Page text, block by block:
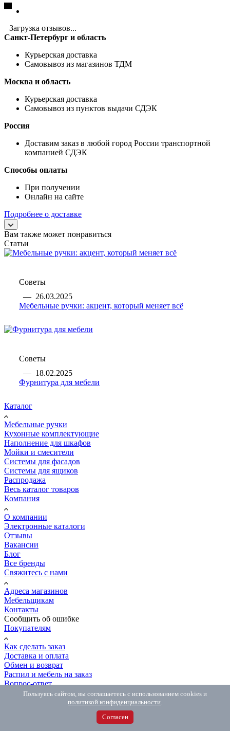
Загрузка отзывов...
Санкт-Петербург и область
Курьерская доставка
Самовывоз из магазинов ТДМ
Москва и область
Курьерская доставка
Самовывоз из пунктов выдачи СДЭК
Россия
Доставим заказ в любой город России транспортной
компанией СДЭК
Способы оплаты
При получении
Онлайн на сайте
Подробнее о доставке
Вам также может понравиться
Статьи
Советы
— 26.03.2025
Мебельные ручки: акцент, который меняет всё
Советы
— 18.02.2025
Фурнитура для мебели
Каталог
Мебельные ручки
Кухонные комплектующие
Наполнение для шкафов
Мойки и смесители
Системы для фасадов
Системы для ящиков
Распродажа
Весь каталог товаров
Компания
О компании
Электронные каталоги
Отзывы
Вакансии
Блог
Все бренды
Свяжитесь с нами
Адреса магазинов
Мебельщикам
Контакты
Сообщить об ошибке
Покупателям
Как сделать заказ
Доставка и оплата
Обмен и возврат
Распил и мебель на заказ
Вопрос-ответ
8 (800) 500-54-67
Бесплатно по РФ
Интернет-магазин
Пользуясь сайтом, вы соглашаетесь с использованием cookies и
политикой конфиденциальности.
Согласен